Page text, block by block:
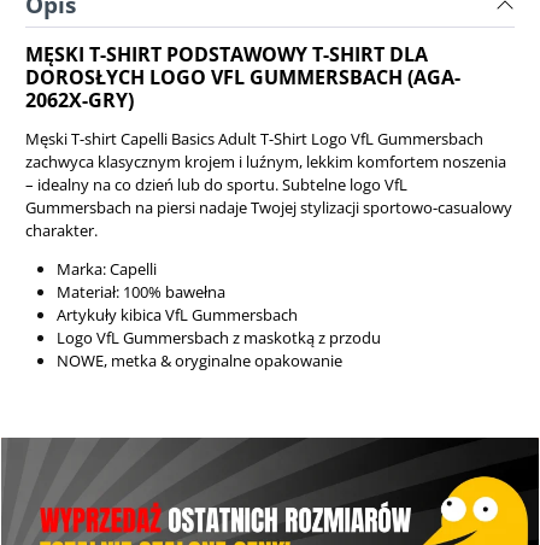
MĘSKI T-SHIRT PODSTAWOWY T-SHIRT DLA
DOROSŁYCH LOGO VFL GUMMERSBACH (AGA-
2062X-GRY)
Męski T-shirt Capelli Basics Adult T-Shirt Logo VfL Gummersbach
zachwyca klasycznym krojem i luźnym, lekkim komfortem noszenia
– idealny na co dzień lub do sportu. Subtelne logo VfL
Gummersbach na piersi nadaje Twojej stylizacji sportowo-casualowy
charakter.
Marka: Capelli
Materiał: 100% bawełna
Artykuły kibica VfL Gummersbach
Logo VfL Gummersbach z maskotką z przodu
NOWE, metka & oryginalne opakowanie